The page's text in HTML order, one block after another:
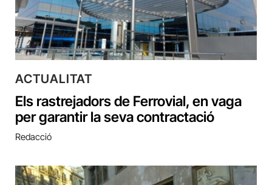
ACTUALITAT
Els rastrejadors de Ferrovial, en vaga
per garantir la seva contractació
Redacció